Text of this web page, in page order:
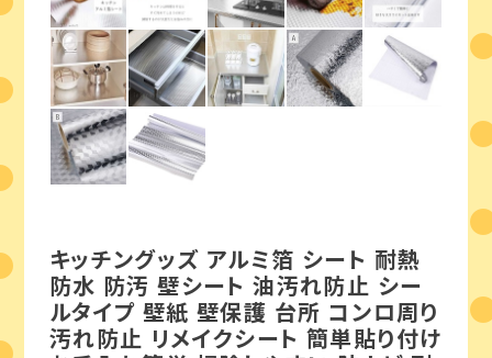
キッチングッズ アルミ箔 シート 耐熱
防水 防汚 壁シート 油汚れ防止 シー
ルタイプ 壁紙 壁保護 台所 コンロ周り
汚れ防止 リメイクシート 簡単貼り付け